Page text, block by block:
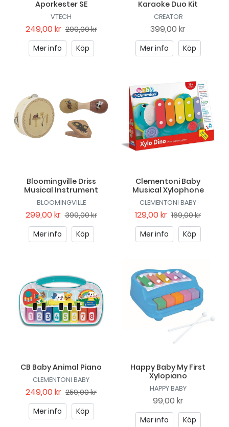
Aporkester SE
VTECH
249,00 kr 299,00 kr
Mer info
Köp
Karaoke Duo Kit
CREATOR
399,00 kr
Mer info Köp
Bloomingville Driss
Musical Instrument
BLOOMINGVILLE
299,00 kr 399,00 kr
Mer info
Köp
Clementoni Baby
Musical Xylophone
CLEMENTONI BABY
129,00 kr 169,00 kr
Mer info
Köp
CB Baby Animal Piano
CLEMENTONI BABY
249,00 kr 259,00 kr
Mer info
Köp
Happy Baby My First
Xylopiano
HAPPY BABY
99,00 kr
Mer info Köp